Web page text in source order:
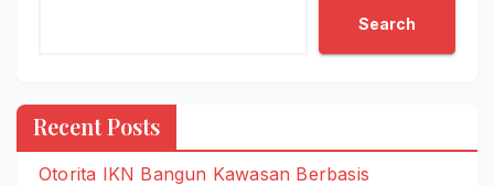
Search
Recent Posts
Otorita IKN Bangun Kawasan Berbasis